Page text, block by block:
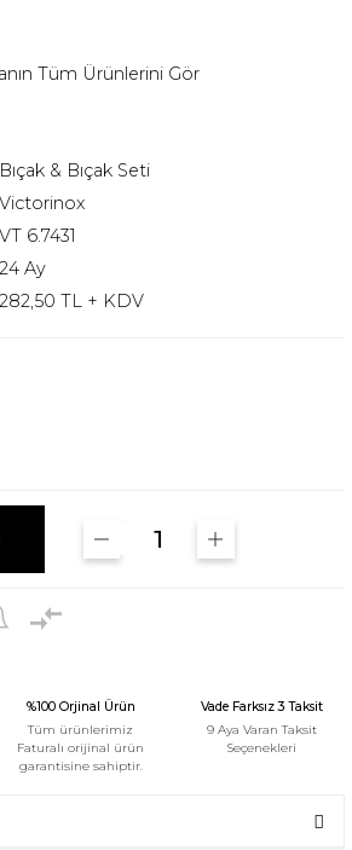
Tüm Ürünlerini Gör
Bıçak & Bıçak Seti
Victorinox
VT 6.7431
24 Ay
282,50 TL + KDV
%100 Orjinal Ürün
Tüm ürünlerimiz
Faturalı orijinal ürün
garantisine sahiptir.
Vade Farksız 3 Taksit
9 Aya Varan Taksit
Seçenekleri